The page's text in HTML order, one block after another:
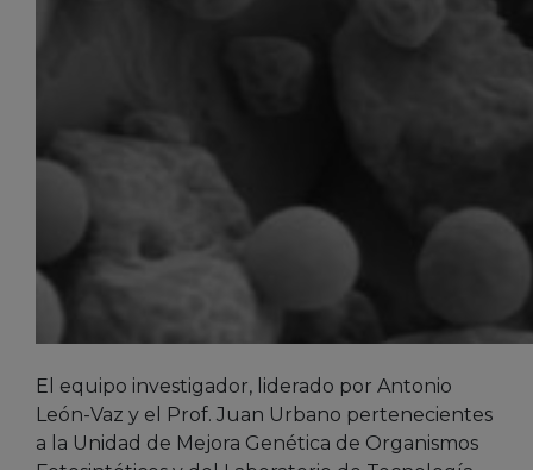
El equipo investigador, liderado por Antonio
León-Vaz y el Prof. Juan Urbano pertenecientes
a la Unidad de Mejora Genética de Organismos